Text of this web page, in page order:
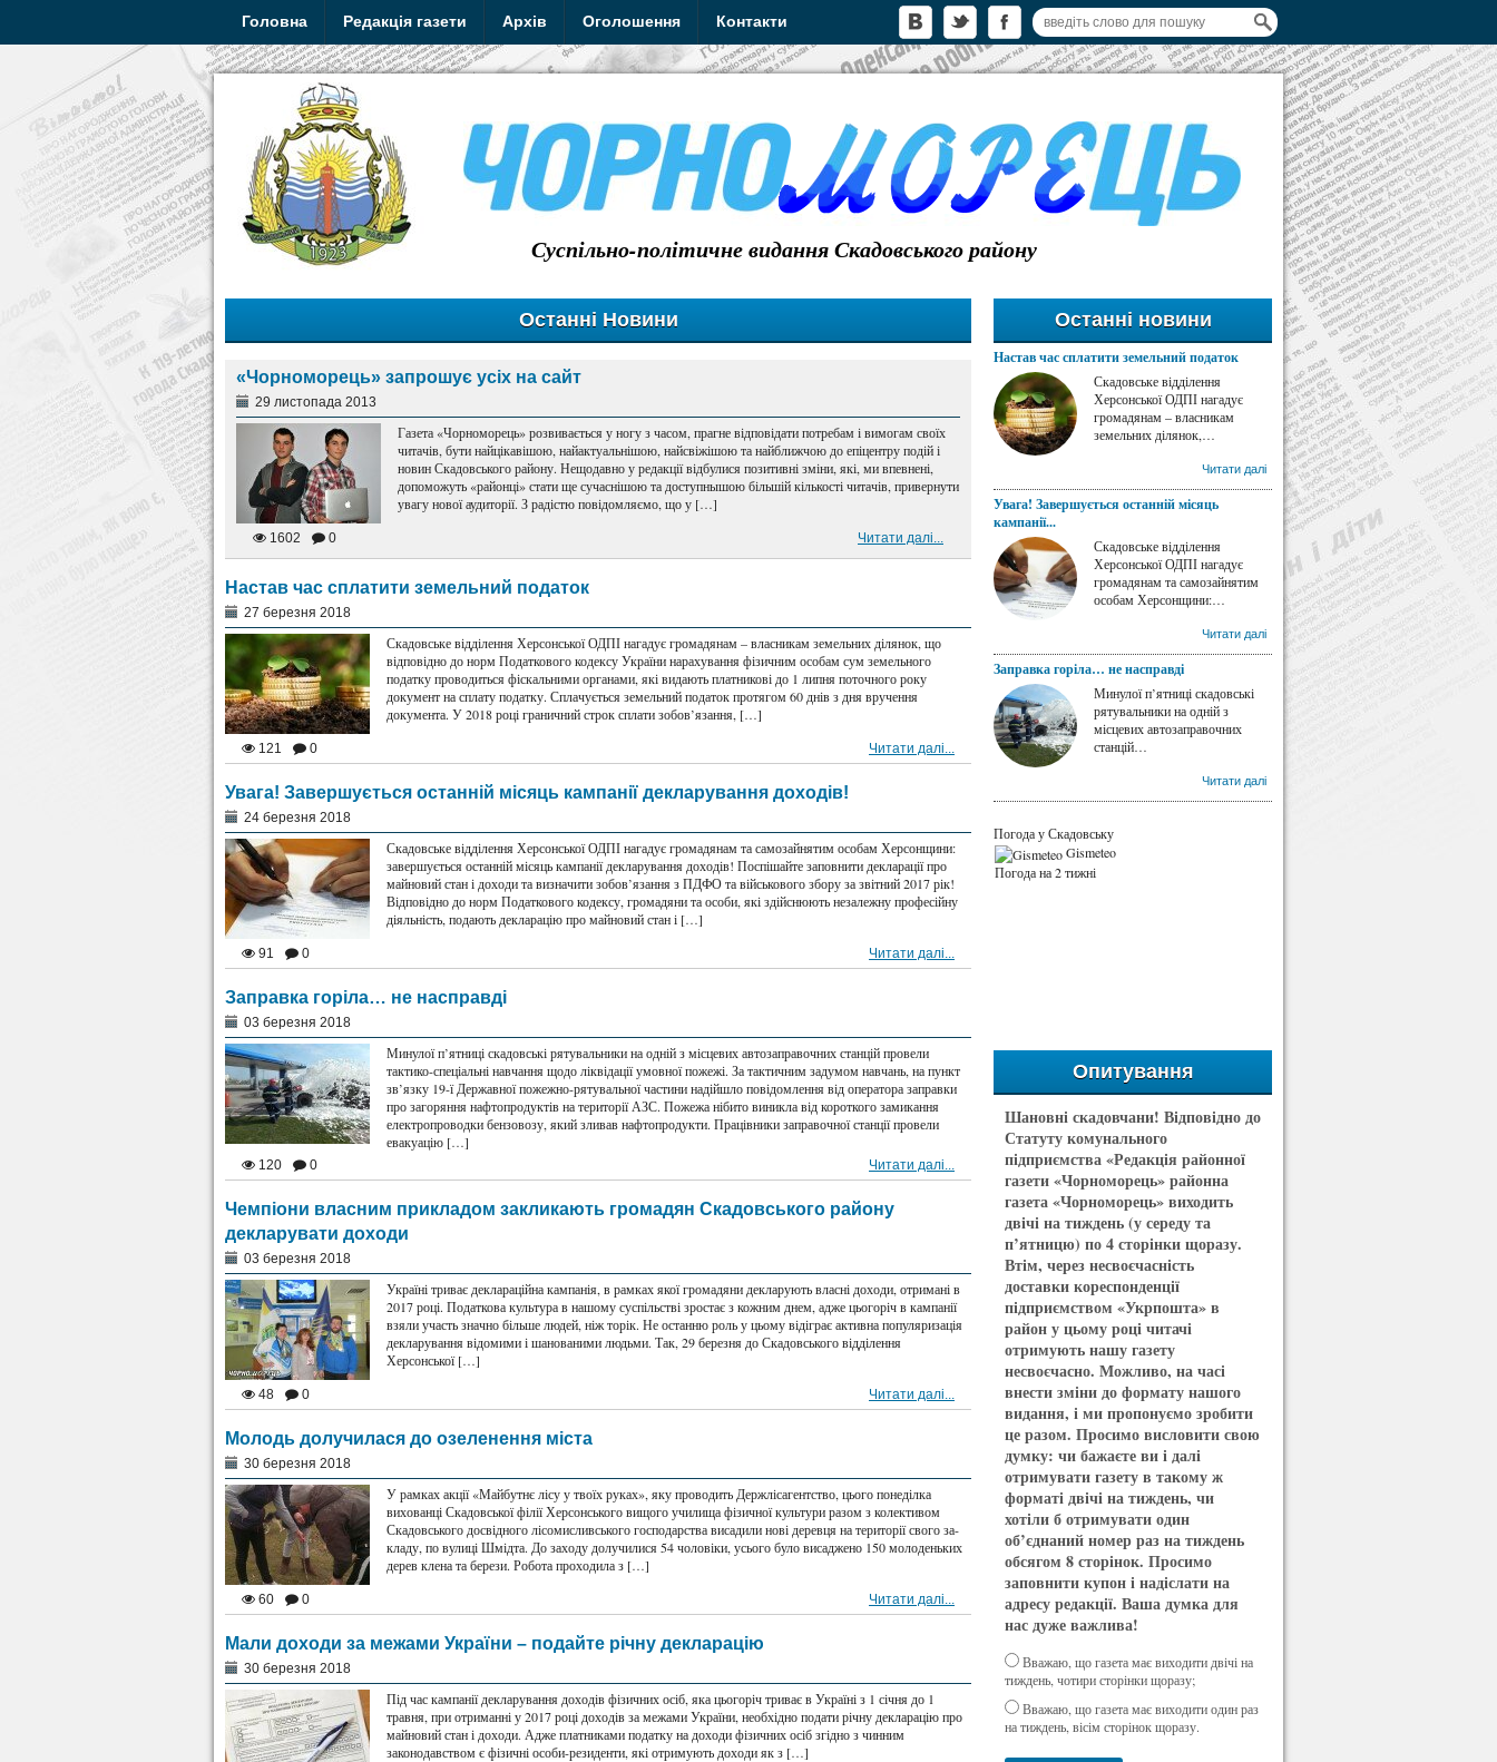
Головна Редакція газети Архів Оголошення Контакти
Суспільно-політичне видання Скадовського району
Останні Новини
«Чорноморець» запрошує усіх на сайт
29 листопада 2013
Газета «Чорноморець» розвивається у ногу з часом, прагне відповідати потребам і вимогам своїх
читачів, бути найцікавішою, найактуальнішою, найсвіжішою та найближчою до епіцентру подій і
новин Скадовського району. Нещодавно у редакції відбулися позитивні зміни, які, ми впевнені,
допоможуть «районці» стати ще сучаснішою та доступнышою більшій кількості читачів, привернути
увагу нової аудиторії. З радістю повідомляємо, що у […]
1602 0 Читати далі...
Настав час сплатити земельний податок
27 березня 2018
Скадовське відділення Херсонської ОДПІ нагадує громадянам – власникам земельних ділянок, що
відповідно до норм Податкового кодексу України нарахування фізичним особам сум земельного
податку проводиться фіскальними органами, які видають платникові до 1 липня поточного року
документ на сплату податку. Сплачується земельний податок протягом 60 днів з дня вручення
документа. У 2018 році граничний строк сплати зобов’язання, […]
121 0 Читати далі...
Увага! Завершується останній місяць кампанії декларування доходів!
24 березня 2018
Скадовське відділення Херсонської ОДПІ нагадує громадянам та самозайнятим особам Херсонщини:
завершується останній місяць кампанії декларування доходів! Поспішайте заповнити декларації про
майновий стан і доходи та визначити зобов’язання з ПДФО та військового збору за звітний 2017 рік!
Відповідно до норм Податкового кодексу, громадяни та особи, які здійснюють незалежну професійну
діяльність, подають декларацію про майновий стан і […]
91 0 Читати далі...
Заправка горіла… не насправді
03 березня 2018
Минулої п’ятниці скадовські рятувальники на одній з місцевих автозаправочних станцій провели
тактико-спеціальні навчання щодо ліквідації умовної пожежі. За тактичним задумом навчань, на пункт
зв’язку 19-ї Державної пожежно-рятувальної частини надійшло повідомлення від оператора заправки
про загоряння нафтопродуктів на території АЗС. Пожежа нібито виникла від короткого замикання
електропроводки бензовозу, який зливав нафтопродукти. Працівники заправочної станції провели
евакуацію […]
120 0 Читати далі...
Чемпіони власним прикладом закликають громадян Скадовського району
декларувати доходи
03 березня 2018
Україні триває деклараційна кампанія, в рамках якої громадяни декларують власні доходи, отримані в
2017 році. Податкова культура в нашому суспільстві зростає з кожним днем, адже цьогоріч в кампанії
взяли участь значно більше людей, ніж торік. Не останню роль у цьому відіграє активна популяризація
декларування відомими і шанованими людьми. Так, 29 березня до Скадовського відділення
Херсонської […]
48 0 Читати далі...
Молодь долучилася до озеленення міста
30 березня 2018
У рамках акції «Майбутнє лісу у твоїх руках», яку проводить Держлісагентство, цього понеділка
вихованці Скадовської філії Херсонського вищого училища фізичної культури разом з колективом
Скадовського досвідного лісомисливського господарства висадили нові деревця на території свого за-
кладу, по вулиці Шмідта. До заходу долучилися 54 чоловіки, усього було висаджено 150 молоденьких
дерев клена та берези. Робота проходила з […]
60 0 Читати далі...
Мали доходи за межами України – подайте річну декларацію
30 березня 2018
Під час кампанії декларування доходів фізичних осіб, яка цьогоріч триває в Україні з 1 січня до 1
травня, при отриманні у 2017 році доходів за межами України, необхідно подати річну декларацію про
майновий стан і доходи. Адже платниками податку на доходи фізичних осіб згідно з чинним
законодавством є фізичні особи-резиденти, які отримують доходи як з […]
Останні новини
Настав час сплатити земельний податок
Скадовське відділення
Херсонської ОДПІ нагадує
громадянам – власникам
земельних ділянок,…
Читати далі
Увага! Завершується останній місяць
кампанії...
Скадовське відділення
Херсонської ОДПІ нагадує
громадянам та самозайнятим
особам Херсонщини:…
Читати далі
Заправка горіла… не насправді
Минулої п’ятниці скадовські
рятувальники на одній з
місцевих автозаправочних
станцій…
Читати далі
Погода у Скадовську
Gismeteo
Погода на 2 тижні
Опитування
Шановні скадовчани! Відповідно до
Статуту комунального
підприємства «Редакція районної
газети «Чорноморець» районна
газета «Чорноморець» виходить
двічі на тиждень (у середу та
п’ятницю) по 4 сторінки щоразу.
Втім, через несвоєчасність
доставки кореспонденції
підприємством «Укрпошта» в
район у цьому році читачі
отримують нашу газету
несвоєчасно. Можливо, на часі
внести зміни до формату нашого
видання, і ми пропонуємо зробити
це разом. Просимо висловити свою
думку: чи бажаєте ви і далі
отримувати газету в такому ж
форматі двічі на тиждень, чи
хотіли б отримувати один
об’єднаний номер раз на тиждень
обсягом 8 сторінок. Просимо
заповнити купон і надіслати на
адресу редакції. Ваша думка для
нас дуже важлива!
Вважаю, що газета має виходити двічі на
тиждень, чотири сторінки щоразу;
Вважаю, що газета має виходити один раз
на тиждень, вісім сторінок щоразу.